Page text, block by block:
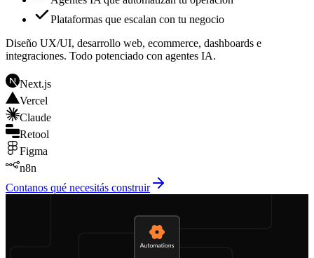
Sistemas a medida para tu empresa
Agentes IA que automatizan tu operación
Plataformas que escalan con tu negocio
Diseño UX/UI, desarrollo web, ecommerce, dashboards e
integraciones. Todo potenciado con agentes IA.
Next.js
Vercel
Claude
Retool
Figma